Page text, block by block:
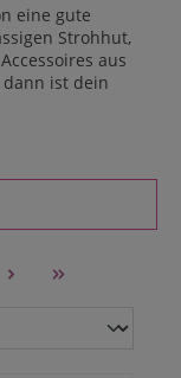
eine gute
Strohhut,
aus
ist dein